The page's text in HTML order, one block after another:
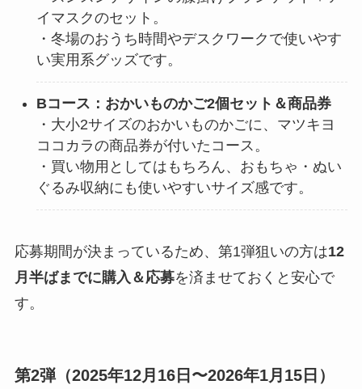
イマスクのセット。
・冬場のおうち時間やデスクワークで使いやす
い実用系グッズです。
Bコース：おかいものかご2個セット＆商品券
・大小2サイズのおかいものかごに、マツキヨ
ココカラの商品券が付いたコース。
・買い物用としてはもちろん、おもちゃ・ぬい
ぐるみ収納にも使いやすいサイズ感です。
応募期間が決まっているため、第1弾狙いの方は12
月半ばまでに購入＆応募を済ませておくと安心で
す。
第2弾（2025年12月16日〜2026年1月15日）